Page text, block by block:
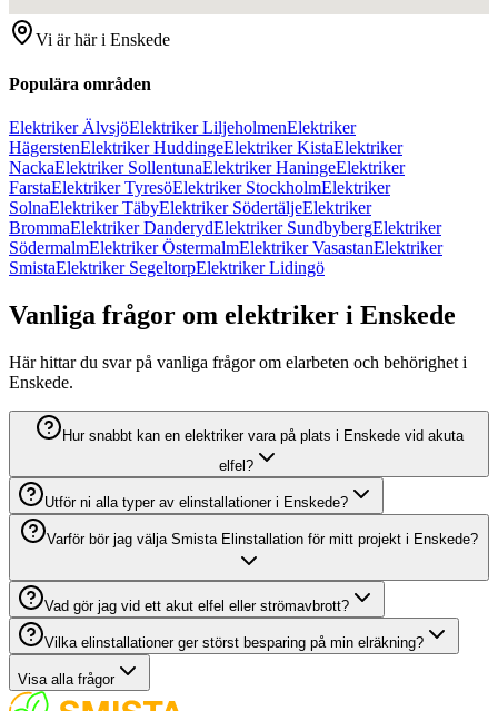
Vi är här i Enskede
Populära områden
Elektriker ÄlvsjöElektriker LiljeholmenElektriker
HägerstenElektriker HuddingeElektriker KistaElektriker
NackaElektriker SollentunaElektriker HaningeElektriker
FarstaElektriker TyresöElektriker StockholmElektriker
SolnaElektriker TäbyElektriker SödertäljeElektriker
BrommaElektriker DanderydElektriker SundbybergElektriker
SödermalmElektriker ÖstermalmElektriker VasastanElektriker
SmistaElektriker SegeltorpElektriker Lidingö
Vanliga frågor om elektriker i Enskede
Här hittar du svar på vanliga frågor om elarbeten och behörighet i
Enskede.
Hur snabbt kan en elektriker vara på plats i Enskede vid akuta
elfel?
Utför ni alla typer av elinstallationer i Enskede?
Varför bör jag välja Smista Elinstallation för mitt projekt i Enskede?
Vad gör jag vid ett akut elfel eller strömavbrott?
Vilka elinstallationer ger störst besparing på min elräkning?
Visa alla frågor